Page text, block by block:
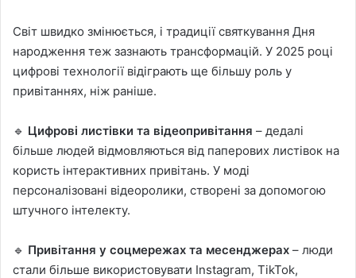
Світ швидко змінюється, і традиції святкування Дня
народження теж зазнають трансформацій. У 2025 році
цифрові технології відіграють ще більшу роль у
привітаннях, ніж раніше.
🔹 Цифрові листівки та відеопривітання – дедалі
більше людей відмовляються від паперових листівок на
користь інтерактивних привітань. У моді
персоналізовані відеоролики, створені за допомогою
штучного інтелекту.
🔹 Привітання у соцмережах та месенджерах – люди
стали більше використовувати Instagram, TikTok,